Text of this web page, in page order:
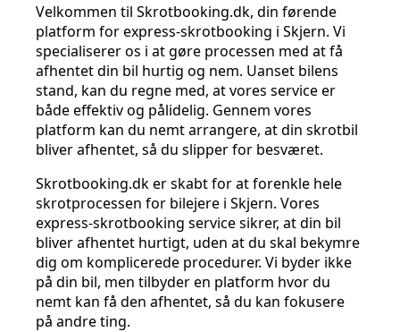
Velkommen til Skrotbooking.dk, din førende
platform for express-skrotbooking i Skjern. Vi
specialiserer os i at gøre processen med at få
afhentet din bil hurtig og nem. Uanset bilens
stand, kan du regne med, at vores service er
både effektiv og pålidelig. Gennem vores
platform kan du nemt arrangere, at din skrotbil
bliver afhentet, så du slipper for besværet.
Skrotbooking.dk er skabt for at forenkle hele
skrotprocessen for bilejere i Skjern. Vores
express-skrotbooking service sikrer, at din bil
bliver afhentet hurtigt, uden at du skal bekymre
dig om komplicerede procedurer. Vi byder ikke
på din bil, men tilbyder en platform hvor du
nemt kan få den afhentet, så du kan fokusere
på andre ting.